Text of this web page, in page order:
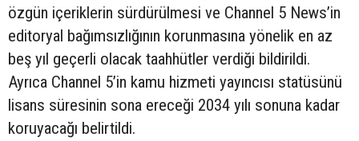
özgün içeriklerin sürdürülmesi ve Channel 5 News’in
editoryal bağımsızlığının korunmasına yönelik en az
beş yıl geçerli olacak taahhütler verdiği bildirildi.
Ayrıca Channel 5’in kamu hizmeti yayıncısı statüsünü
lisans süresinin sona ereceği 2034 yılı sonuna kadar
koruyacağı belirtildi.